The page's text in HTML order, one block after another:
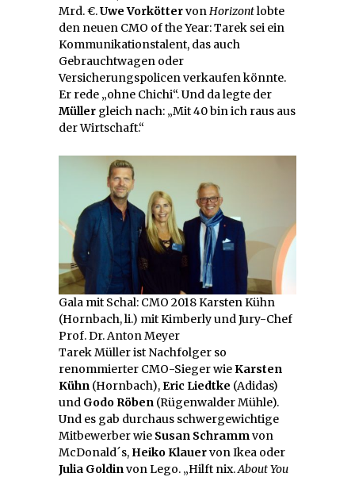
Mrd. €.Uwe VorköttervonHorizontlobte
den neuen CMO of the Year: Tarek sei ein
Kommunikationstalent, das auch
Gebrauchtwagen oder
Versicherungspolicen verkaufen könnte.
Er rede „ohne Chichi“. Und da legte der
Müller gleich nach: „Mit 40 bin ich raus aus
der Wirtschaft.“
Gala mit Schal: CMO 2018 Karsten Kühn
(Hornbach, li.) mit Kimberly und Jury-Chef
Prof. Dr. Anton Meyer
Tarek Müller ist Nachfolger so
renommierter CMO-Sieger wieKarsten
Kühn (Hornbach),Eric Liedtke (Adidas)
und Godo Röben (Rügenwalder Mühle).
Und es gab durchaus schwergewichtige
Mitbewerber wie Susan Schrammvon
McDonald´s, Heiko Klauervon Ikea oder
Julia Goldinvon Lego. „Hilft nix.About You